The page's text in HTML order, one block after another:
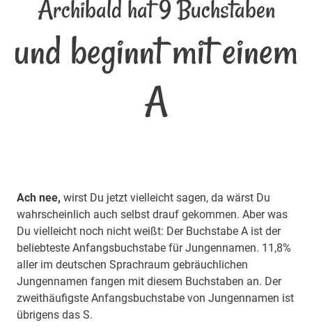
Archibald hat 9 Buchstaben
und beginnt mit einem
A
Ach nee, wirst Du jetzt vielleicht sagen, da wärst Du
wahrscheinlich auch selbst drauf gekommen. Aber was
Du vielleicht noch nicht weißt: Der Buchstabe A ist der
beliebteste Anfangsbuchstabe für Jungennamen. 11,8%
aller im deutschen Sprachraum gebräuchlichen
Jungennamen fangen mit diesem Buchstaben an. Der
zweithäufigste Anfangsbuchstabe von Jungennamen ist
übrigens das S.